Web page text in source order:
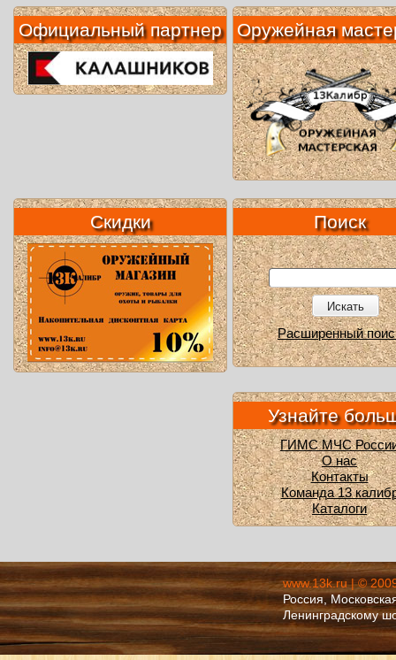
Официальный партнер Оружейная
Скидки Поиск
Искать
Расширенный
Узнайте
ГИМС МЧС
О нас
Контакты
Команда 13
Каталоги
www.13k.ru | ©
Россия,
Ленинградскому